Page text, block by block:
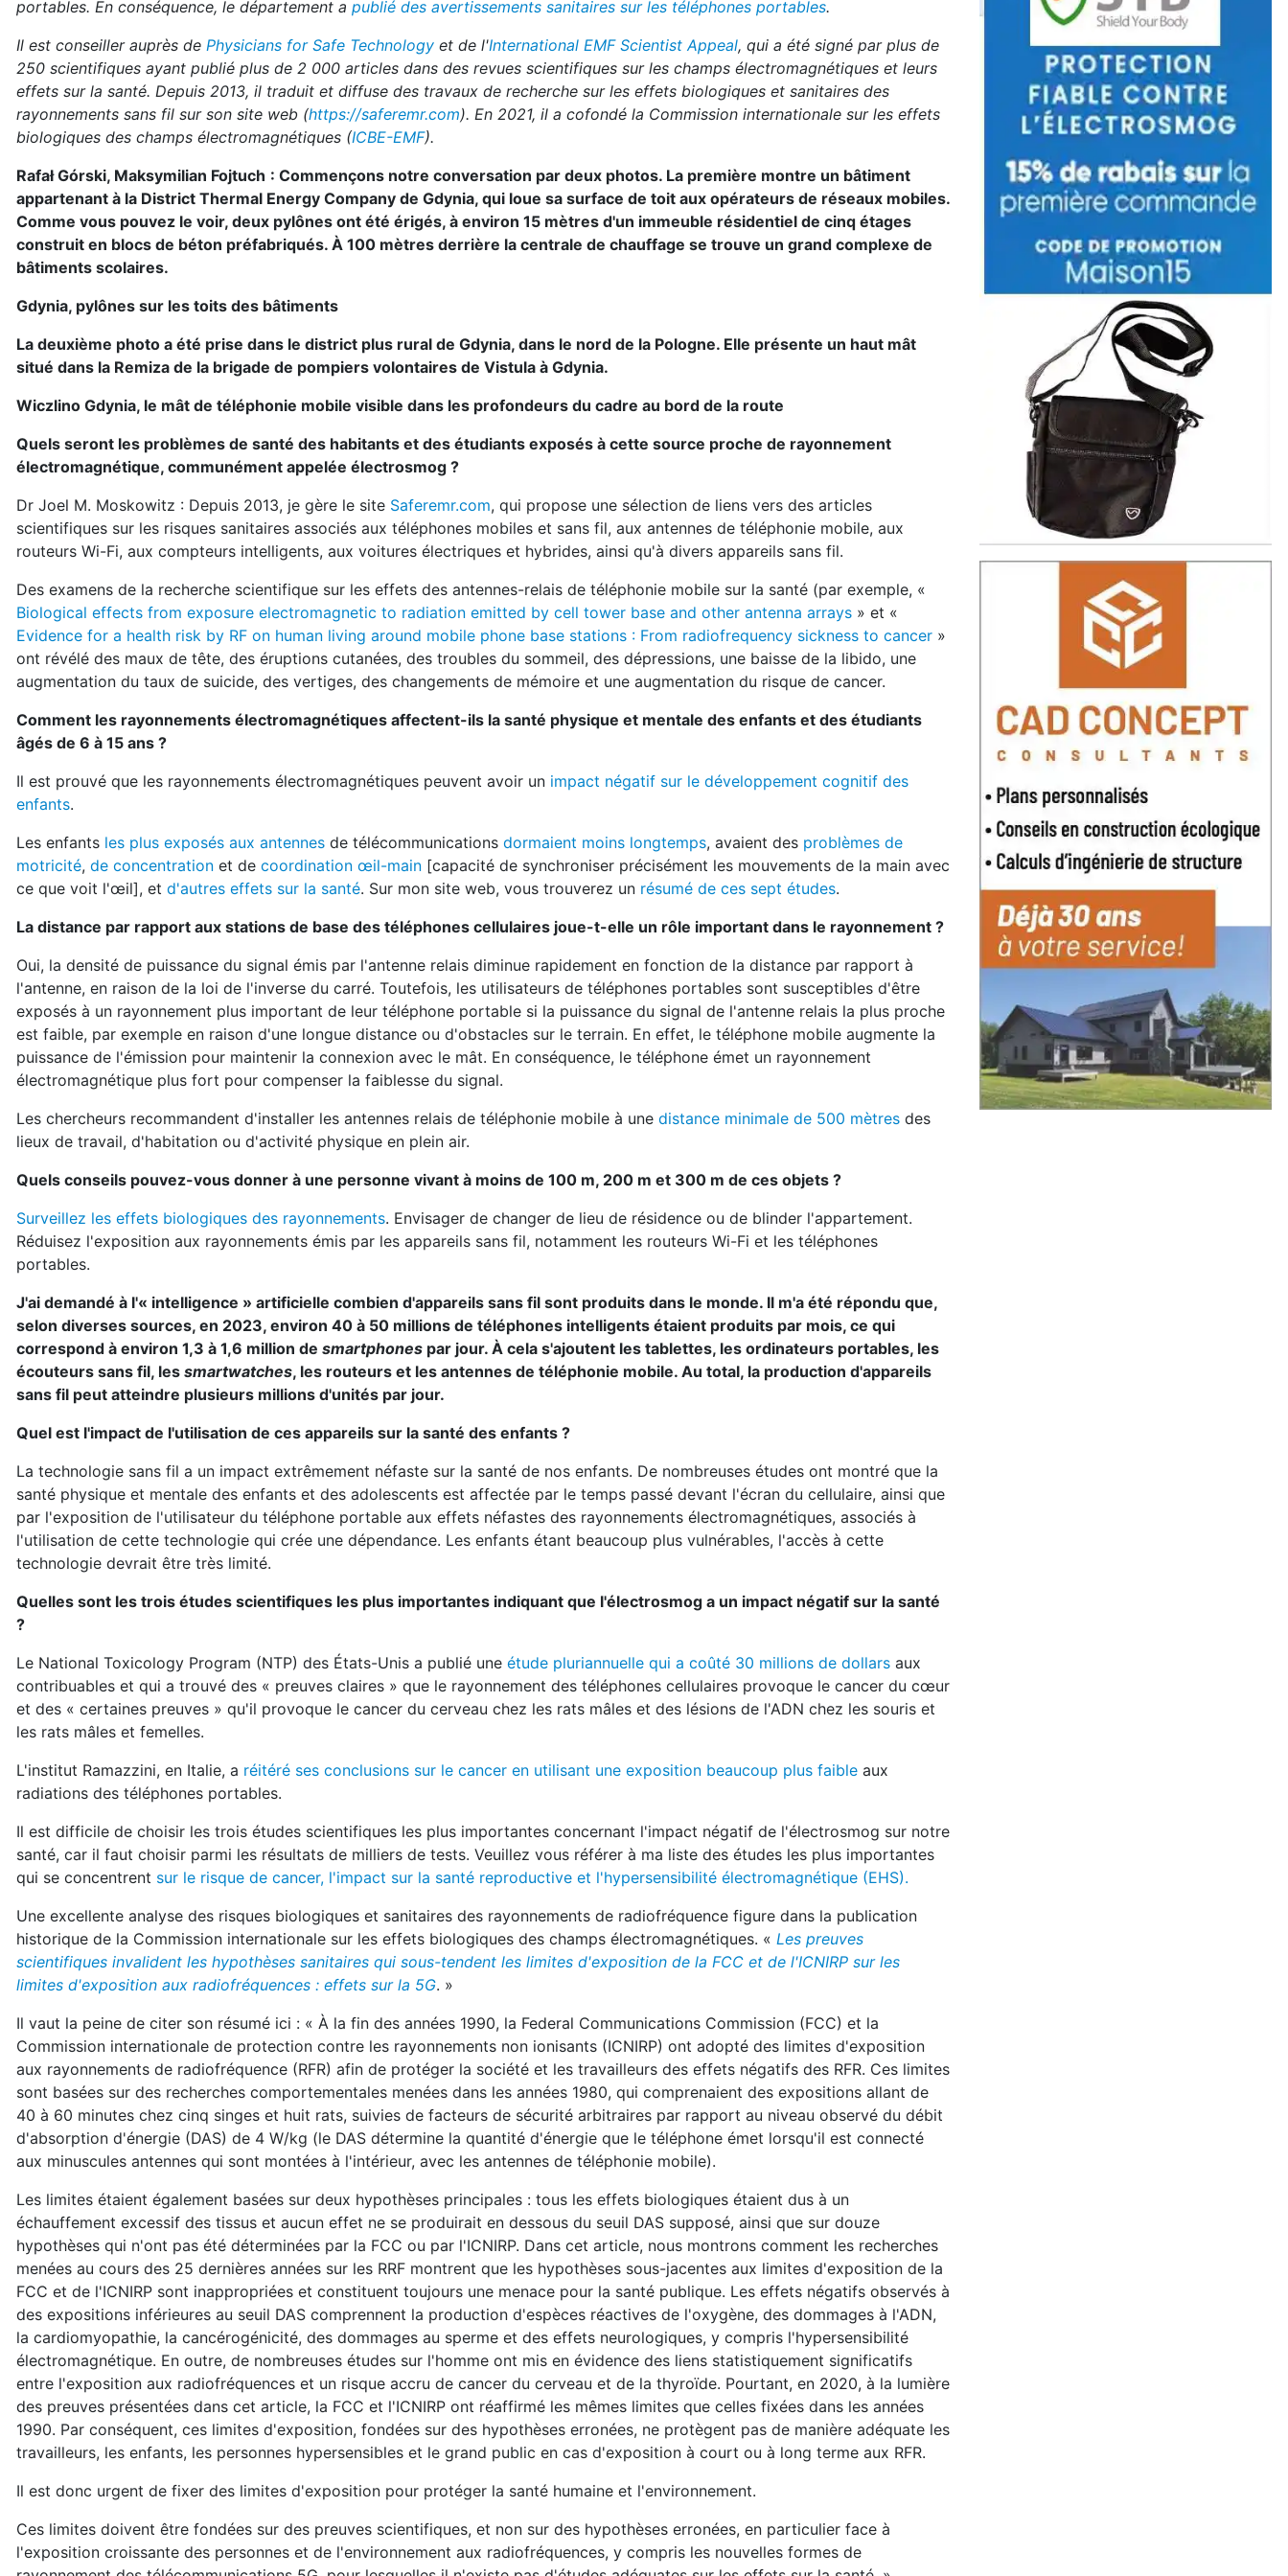
portables. En conséquence, le département a publié des avertissements sanitaires sur les téléphones portables.
Il est conseiller auprès de Physicians for Safe Technology et de l'International EMF Scientist Appeal, qui a été signé par plus de
250 scientifiques ayant publié plus de 2 000 articles dans des revues scientifiques sur les champs électromagnétiques et leurs
effets sur la santé. Depuis 2013, il traduit et diffuse des travaux de recherche sur les effets biologiques et sanitaires des
rayonnements sans fil sur son site web (https://saferemr.com). En 2021, il a cofondé la Commission internationale sur les effets
biologiques des champs électromagnétiques (ICBE-EMF).
Rafał Górski, Maksymilian Fojtuch : Commençons notre conversation par deux photos. La première montre un bâtiment
appartenant à la District Thermal Energy Company de Gdynia, qui loue sa surface de toit aux opérateurs de réseaux mobiles.
Comme vous pouvez le voir, deux pylônes ont été érigés, à environ 15 mètres d'un immeuble résidentiel de cinq étages
construit en blocs de béton préfabriqués. À 100 mètres derrière la centrale de chauffage se trouve un grand complexe de
bâtiments scolaires.
Gdynia, pylônes sur les toits des bâtiments
La deuxième photo a été prise dans le district plus rural de Gdynia, dans le nord de la Pologne. Elle présente un haut mât
situé dans la Remiza de la brigade de pompiers volontaires de Vistula à Gdynia.
Wiczlino Gdynia, le mât de téléphonie mobile visible dans les profondeurs du cadre au bord de la route
Quels seront les problèmes de santé des habitants et des étudiants exposés à cette source proche de rayonnement
électromagnétique, communément appelée électrosmog ?
Dr Joel M. Moskowitz : Depuis 2013, je gère le site Saferemr.com, qui propose une sélection de liens vers des articles
scientifiques sur les risques sanitaires associés aux téléphones mobiles et sans fil, aux antennes de téléphonie mobile, aux
routeurs Wi-Fi, aux compteurs intelligents, aux voitures électriques et hybrides, ainsi qu'à divers appareils sans fil.
Des examens de la recherche scientifique sur les effets des antennes-relais de téléphonie mobile sur la santé (par exemple, «
Biological effects from exposure electromagnetic to radiation emitted by cell tower base and other antenna arrays » et «
Evidence for a health risk by RF on human living around mobile phone base stations : From radiofrequency sickness to cancer »
ont révélé des maux de tête, des éruptions cutanées, des troubles du sommeil, des dépressions, une baisse de la libido, une
augmentation du taux de suicide, des vertiges, des changements de mémoire et une augmentation du risque de cancer.
Comment les rayonnements électromagnétiques affectent-ils la santé physique et mentale des enfants et des étudiants
âgés de 6 à 15 ans ?
Il est prouvé que les rayonnements électromagnétiques peuvent avoir un impact négatif sur le développement cognitif des
enfants.
Les enfants les plus exposés aux antennes de télécommunications dormaient moins longtemps, avaient des problèmes de
motricité, de concentration et de coordination œil-main [capacité de synchroniser précisément les mouvements de la main avec
ce que voit l'œil], et d'autres effets sur la santé. Sur mon site web, vous trouverez un résumé de ces sept études.
La distance par rapport aux stations de base des téléphones cellulaires joue-t-elle un rôle important dans le rayonnement ?
Oui, la densité de puissance du signal émis par l'antenne relais diminue rapidement en fonction de la distance par rapport à
l'antenne, en raison de la loi de l'inverse du carré. Toutefois, les utilisateurs de téléphones portables sont susceptibles d'être
exposés à un rayonnement plus important de leur téléphone portable si la puissance du signal de l'antenne relais la plus proche
est faible, par exemple en raison d'une longue distance ou d'obstacles sur le terrain. En effet, le téléphone mobile augmente la
puissance de l'émission pour maintenir la connexion avec le mât. En conséquence, le téléphone émet un rayonnement
électromagnétique plus fort pour compenser la faiblesse du signal.
Les chercheurs recommandent d'installer les antennes relais de téléphonie mobile à une distance minimale de 500 mètres des
lieux de travail, d'habitation ou d'activité physique en plein air.
Quels conseils pouvez-vous donner à une personne vivant à moins de 100 m, 200 m et 300 m de ces objets ?
Surveillez les effets biologiques des rayonnements. Envisager de changer de lieu de résidence ou de blinder l'appartement.
Réduisez l'exposition aux rayonnements émis par les appareils sans fil, notamment les routeurs Wi-Fi et les téléphones
portables.
J'ai demandé à l'« intelligence » artificielle combien d'appareils sans fil sont produits dans le monde. Il m'a été répondu que,
selon diverses sources, en 2023, environ 40 à 50 millions de téléphones intelligents étaient produits par mois, ce qui
correspond à environ 1,3 à 1,6 million de smartphones par jour. À cela s'ajoutent les tablettes, les ordinateurs portables, les
écouteurs sans fil, les smartwatches, les routeurs et les antennes de téléphonie mobile. Au total, la production d'appareils
sans fil peut atteindre plusieurs millions d'unités par jour.
Quel est l'impact de l'utilisation de ces appareils sur la santé des enfants ?
La technologie sans fil a un impact extrêmement néfaste sur la santé de nos enfants. De nombreuses études ont montré que la
santé physique et mentale des enfants et des adolescents est affectée par le temps passé devant l'écran du cellulaire, ainsi que
par l'exposition de l'utilisateur du téléphone portable aux effets néfastes des rayonnements électromagnétiques, associés à
l'utilisation de cette technologie qui crée une dépendance. Les enfants étant beaucoup plus vulnérables, l'accès à cette
technologie devrait être très limité.
Quelles sont les trois études scientifiques les plus importantes indiquant que l'électrosmog a un impact négatif sur la santé
?
Le National Toxicology Program (NTP) des États-Unis a publié une étude pluriannuelle qui a coûté 30 millions de dollars aux
contribuables et qui a trouvé des « preuves claires » que le rayonnement des téléphones cellulaires provoque le cancer du cœur
et des « certaines preuves » qu'il provoque le cancer du cerveau chez les rats mâles et des lésions de l'ADN chez les souris et
les rats mâles et femelles.
L'institut Ramazzini, en Italie, a réitéré ses conclusions sur le cancer en utilisant une exposition beaucoup plus faible aux
radiations des téléphones portables.
Il est difficile de choisir les trois études scientifiques les plus importantes concernant l'impact négatif de l'électrosmog sur notre
santé, car il faut choisir parmi les résultats de milliers de tests. Veuillez vous référer à ma liste des études les plus importantes
qui se concentrent sur le risque de cancer, l'impact sur la santé reproductive et l'hypersensibilité électromagnétique (EHS).
Une excellente analyse des risques biologiques et sanitaires des rayonnements de radiofréquence figure dans la publication
historique de la Commission internationale sur les effets biologiques des champs électromagnétiques. « Les preuves
scientifiques invalident les hypothèses sanitaires qui sous-tendent les limites d'exposition de la FCC et de l'ICNIRP sur les
limites d'exposition aux radiofréquences : effets sur la 5G. »
Il vaut la peine de citer son résumé ici : « À la fin des années 1990, la Federal Communications Commission (FCC) et la
Commission internationale de protection contre les rayonnements non ionisants (ICNIRP) ont adopté des limites d'exposition
aux rayonnements de radiofréquence (RFR) afin de protéger la société et les travailleurs des effets négatifs des RFR. Ces limites
sont basées sur des recherches comportementales menées dans les années 1980, qui comprenaient des expositions allant de
40 à 60 minutes chez cinq singes et huit rats, suivies de facteurs de sécurité arbitraires par rapport au niveau observé du débit
d'absorption d'énergie (DAS) de 4 W/kg (le DAS détermine la quantité d'énergie que le téléphone émet lorsqu'il est connecté
aux minuscules antennes qui sont montées à l'intérieur, avec les antennes de téléphonie mobile).
Les limites étaient également basées sur deux hypothèses principales : tous les effets biologiques étaient dus à un
échauffement excessif des tissus et aucun effet ne se produirait en dessous du seuil DAS supposé, ainsi que sur douze
hypothèses qui n'ont pas été déterminées par la FCC ou par l'ICNIRP. Dans cet article, nous montrons comment les recherches
menées au cours des 25 dernières années sur les RRF montrent que les hypothèses sous-jacentes aux limites d'exposition de la
FCC et de l'ICNIRP sont inappropriées et constituent toujours une menace pour la santé publique. Les effets négatifs observés à
des expositions inférieures au seuil DAS comprennent la production d'espèces réactives de l'oxygène, des dommages à l'ADN,
la cardiomyopathie, la cancérogénicité, des dommages au sperme et des effets neurologiques, y compris l'hypersensibilité
électromagnétique. En outre, de nombreuses études sur l'homme ont mis en évidence des liens statistiquement significatifs
entre l'exposition aux radiofréquences et un risque accru de cancer du cerveau et de la thyroïde. Pourtant, en 2020, à la lumière
des preuves présentées dans cet article, la FCC et l'ICNIRP ont réaffirmé les mêmes limites que celles fixées dans les années
1990. Par conséquent, ces limites d'exposition, fondées sur des hypothèses erronées, ne protègent pas de manière adéquate les
travailleurs, les enfants, les personnes hypersensibles et le grand public en cas d'exposition à court ou à long terme aux RFR.
Il est donc urgent de fixer des limites d'exposition pour protéger la santé humaine et l'environnement.
Ces limites doivent être fondées sur des preuves scientifiques, et non sur des hypothèses erronées, en particulier face à
l'exposition croissante des personnes et de l'environnement aux radiofréquences, y compris les nouvelles formes de